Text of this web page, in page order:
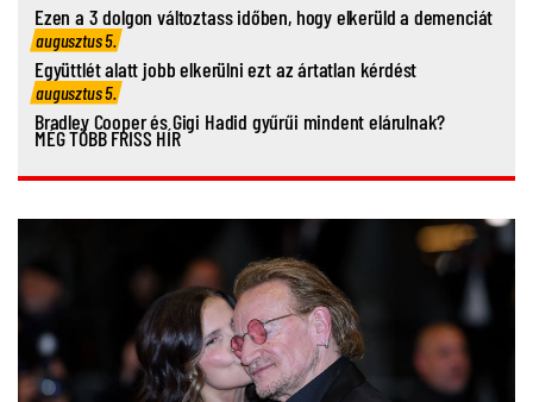
Ezen a 3 dolgon változtass időben, hogy elkerüld a demenciát
augusztus 5.
Együttlét alatt jobb elkerülni ezt az ártatlan kérdést
augusztus 5.
Bradley Cooper és Gigi Hadid gyűrűi mindent elárulnak?
MÉG TÖBB FRISS HÍR